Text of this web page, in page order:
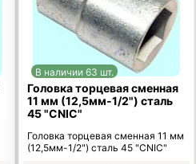
В наличии 63 шт.
Головка торцевая сменная
11 мм (12,5мм-1/2") сталь
45 "CNIC"
Головка торцевая сменная 11 мм
(12,5мм-1/2") сталь 45 "CNIC"